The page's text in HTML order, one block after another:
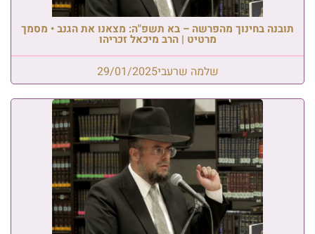
תובנה בחינוך מהפרשה – בא תשפ"ה: מצאנו את הגנב • מסמך
מרטיט | הרב מיכאל זכריהו
שלמה שרעבי29/01/2025